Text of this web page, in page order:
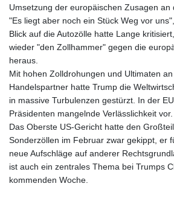
MKD
MMK
MOP
MRU
MUR
MVR
MWK
MXN
Umsetzung der europäischen Zusagen an
"Es liegt aber noch ein Stück Weg vor
Blick auf die Autozölle hatte Lange
wieder "den Zollhammer" gegen die
heraus.
Mit hohen Zolldrohungen und Ultimaten
Handelspartner hatte Trump die
in massive Turbulenzen gestürzt. In der
Präsidenten mangelnde Verlässlichkeit vor.
Das Oberste US-Gericht hatte den
Sonderzöllen im Februar zwar gekippt, er
neue Aufschläge auf anderer
ist auch ein zentrales Thema bei Trumps
kommenden Woche.